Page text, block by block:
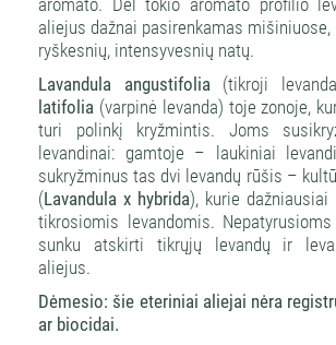
aliejus dažnai pasirenkamas mišiniuose,
ryškesnių, intensyvesnių natų.
Lavandula angustifolia (tikroji
latifolia (varpinė levanda) toje zonoje,
turi polinkį kryžmintis. Joms
levandinai: gamtoje – laukiniai
sukryžminus tas dvi levandų rūšis –
(Lavandula x hybrida), kurie
tikrosiomis levandomis.
sunku atskirti tikrųjų levandų ir
aliejus.
Dėmesio: šie eteriniai aliejai nėra
ar biocidai.